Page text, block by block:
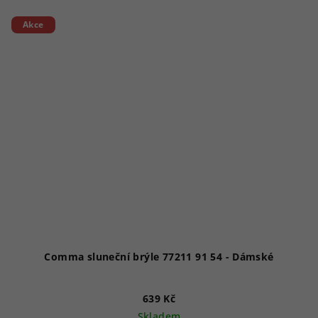
Akce
Comma sluneční brýle 77211 91 54 - Dámské
639 Kč